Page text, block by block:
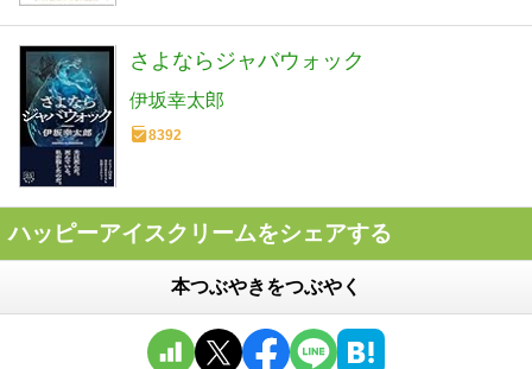
さよならジャバウォック
伊坂幸太郎
8392
ハッピーアイスクリームをシェアする
本つぶやきをつぶやく